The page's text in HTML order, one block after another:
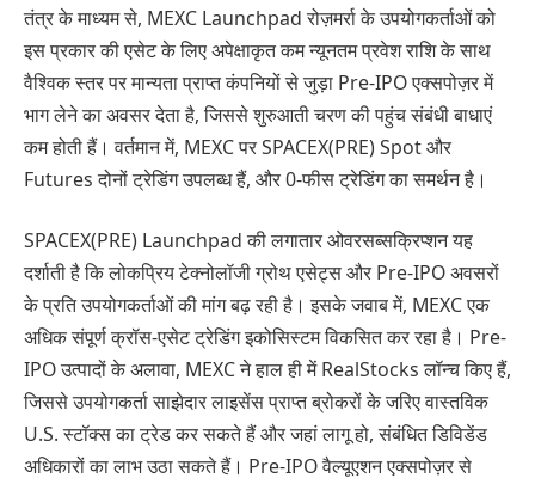
तंत्र के माध्यम से, MEXC Launchpad रोज़मर्रा के उपयोगकर्ताओं को
इस प्रकार की एसेट के लिए अपेक्षाकृत कम न्यूनतम प्रवेश राशि के साथ
वैश्विक स्तर पर मान्यता प्राप्त कंपनियों से जुड़ा Pre-IPO एक्सपोज़र में
भाग लेने का अवसर देता है, जिससे शुरुआती चरण की पहुंच संबंधी बाधाएं
कम होती हैं। वर्तमान में, MEXC पर SPACEX(PRE) Spot और
Futures दोनों ट्रेडिंग उपलब्ध हैं, और 0-फीस ट्रेडिंग का समर्थन है।
SPACEX(PRE) Launchpad की लगातार ओवरसब्सक्रिप्शन यह
दर्शाती है कि लोकप्रिय टेक्नोलॉजी ग्रोथ एसेट्स और Pre-IPO अवसरों
के प्रति उपयोगकर्ताओं की मांग बढ़ रही है। इसके जवाब में, MEXC एक
अधिक संपूर्ण क्रॉस-एसेट ट्रेडिंग इकोसिस्टम विकसित कर रहा है। Pre-
IPO उत्पादों के अलावा, MEXC ने हाल ही में RealStocks लॉन्च किए हैं,
जिससे उपयोगकर्ता साझेदार लाइसेंस प्राप्त ब्रोकरों के जरिए वास्तविक
U.S. स्टॉक्स का ट्रेड कर सकते हैं और जहां लागू हो, संबंधित डिविडेंड
अधिकारों का लाभ उठा सकते हैं। Pre-IPO वैल्यूएशन एक्सपोज़र से